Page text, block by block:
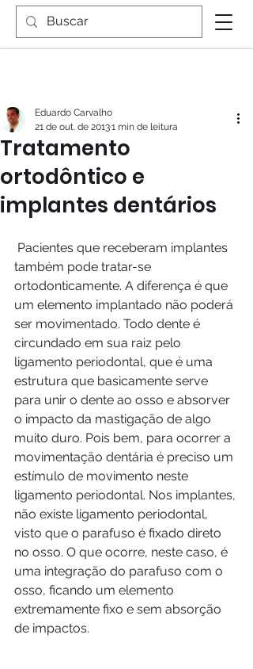
Tratamento
ortodôntico e
implantes dentários
Eduardo Carvalho
21 de out. de 20131 min de leitura
também pode tratar-se
ortodonticamente. A diferença é que
um elemento implantado não poderá
ser movimentado. Todo dente é
circundado em sua raiz pelo
ligamento periodontal, que é uma
estrutura que basicamente serve
para unir o dente ao osso e absorver
o impacto da mastigação de algo
muito duro. Pois bem, para ocorrer a
movimentação dentária é preciso um
estímulo de movimento neste
ligamento periodontal. Nos implantes,
não existe ligamento periodontal,
visto que o parafuso é fixado direto
no osso. O que ocorre, neste caso, é
uma integração do parafuso com o
osso, ficando um elemento
extremamente fixo e sem absorção
de impactos.